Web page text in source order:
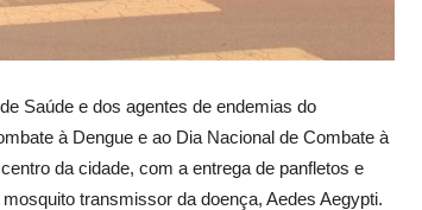
Saúde e dos agentes de endemias do
à Dengue e ao Dia Nacional de Combate à
da cidade, com a entrega de panfletos e
transmissor da doença, Aedes Aegypti.